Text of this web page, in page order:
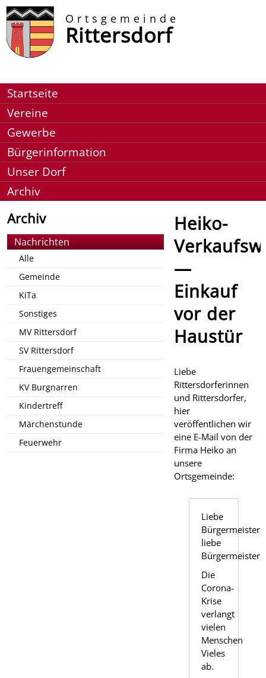
Ortsgemeinde
Rittersdorf
Startseite
Vereine
Gewerbe
Bürgerinformation
Unser Dorf
Archiv
Archiv
Nachrichten
Alle
Gemeinde
KiTa
Sonstiges
MV Rittersdorf
SV Rittersdorf
Frauengemeinschaft
KV Burgnarren
Kindertreff
Märchenstunde
Feuerwehr
Heiko-
—
Einkauf
vor der
Haustür
Liebe
Rittersdorferinnen
und Rittersdorfer,
hier
veröffentlichen wir
eine E-Mail von der
Firma Heiko an
unsere
Ortsgemeinde:
Liebe
liebe
Bürgermeister,
Die
Corona-
Krise
verlangt
vielen
Menschen
Vieles
ab.